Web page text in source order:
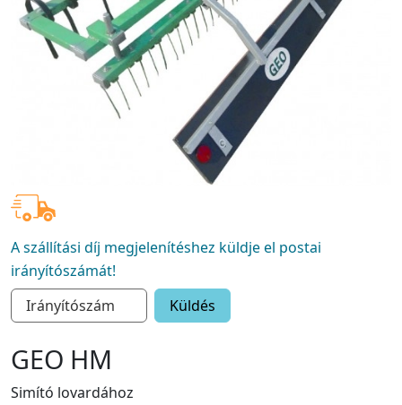
A szállítási díj megjelenítéshez küldje el postai
irányítószámát!
Küldés
GEO HM
Simító lovardához